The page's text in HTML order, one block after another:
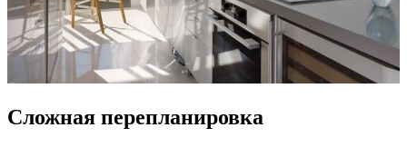
Сложная перепланировка